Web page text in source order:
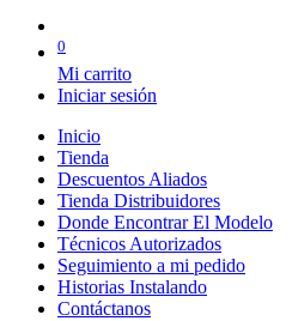
0
Mi carrito
Iniciar sesión
Inicio
Tienda
Descuentos Aliados
Tienda Distribuidores
Donde Encontrar El Modelo
Técnicos Autorizados
Seguimiento a mi pedido
Historias Instalando
Contáctanos